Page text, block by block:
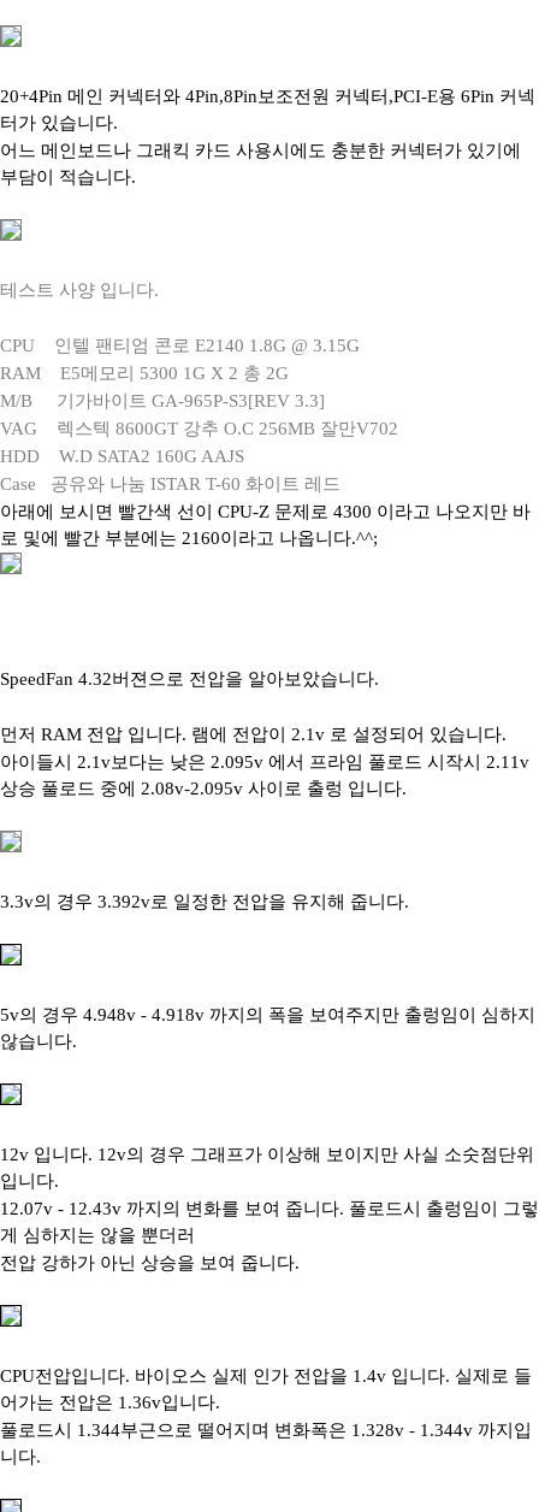
20+4Pin 메인 커넥터와 4Pin,8Pin보조전원 커넥터,PCI-E용 6Pin 커넥
터가 있습니다.
어느 메인보드나 그래킥 카드 사용시에도 충분한 커넥터가 있기에
부담이 적습니다.
테스트 사양 입니다.
CPU 인텔 팬티엄 콘로 E2140 1.8G @ 3.15G
RAM E5메모리 5300 1G X 2 총 2G
M/B 기가바이트 GA-965P-S3[REV 3.3]
VAG 렉스텍 8600GT 강추 O.C 256MB 잘만V702
HDD W.D SATA2 160G AAJS
Case 공유와 나눔 ISTAR T-60 화이트 레드
아래에 보시면 빨간색 선이 CPU-Z 문제로 4300 이라고 나오지만 바
로 및에 빨간 부분에는 2160이라고 나옵니다.^^;
SpeedFan 4.32버젼으로 전압을 알아보았습니다.
먼저 RAM 전압 입니다. 램에 전압이 2.1v 로 설정되어 있습니다.
아이들시 2.1v보다는 낮은 2.095v 에서 프라임 풀로드 시작시 2.11v
상승 풀로드 중에 2.08v-2.095v 사이로 출렁 입니다.
3.3v의 경우 3.392v로 일정한 전압을 유지해 줍니다.
5v의 경우 4.948v - 4.918v 까지의 폭을 보여주지만 출렁임이 심하지
않습니다.
12v 입니다. 12v의 경우 그래프가 이상해 보이지만 사실 소숫점단위
입니다.
12.07v - 12.43v 까지의 변화를 보여 줍니다. 풀로드시 출렁임이 그렇
게 심하지는 않을 뿐더러
전압 강하가 아닌 상승을 보여 줍니다.
CPU전압입니다. 바이오스 실제 인가 전압을 1.4v 입니다. 실제로 들
어가는 전압은 1.36v입니다.
풀로드시 1.344부근으로 떨어지며 변화폭은 1.328v - 1.344v 까지입
니다.